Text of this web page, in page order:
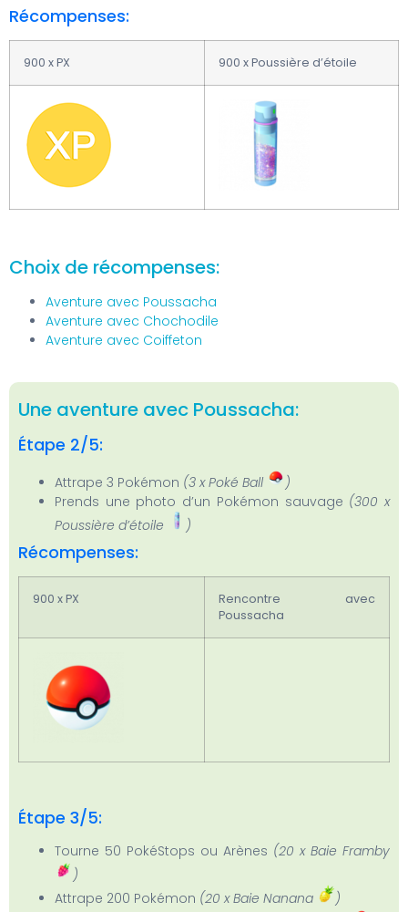
Récompenses:
900 x PX 900 x Poussière d’étoile
Choix de récompenses:
Aventure avec Poussacha
Aventure avec Chochodile
Aventure avec Coiffeton
Une aventure avec Poussacha:
Étape 2/5:
Attrape 3 Pokémon (3 x Poké Ball
)
Prends une photo d’un Pokémon sauvage (300 x
Poussière d’étoile
)
Récompenses:
900 x PX
Rencontre avec
Poussacha
Étape 3/5:
Tourne 50 PokéStops ou Arènes (20 x Baie Framby
)
Attrape 200 Pokémon (20 x Baie Nanana
)